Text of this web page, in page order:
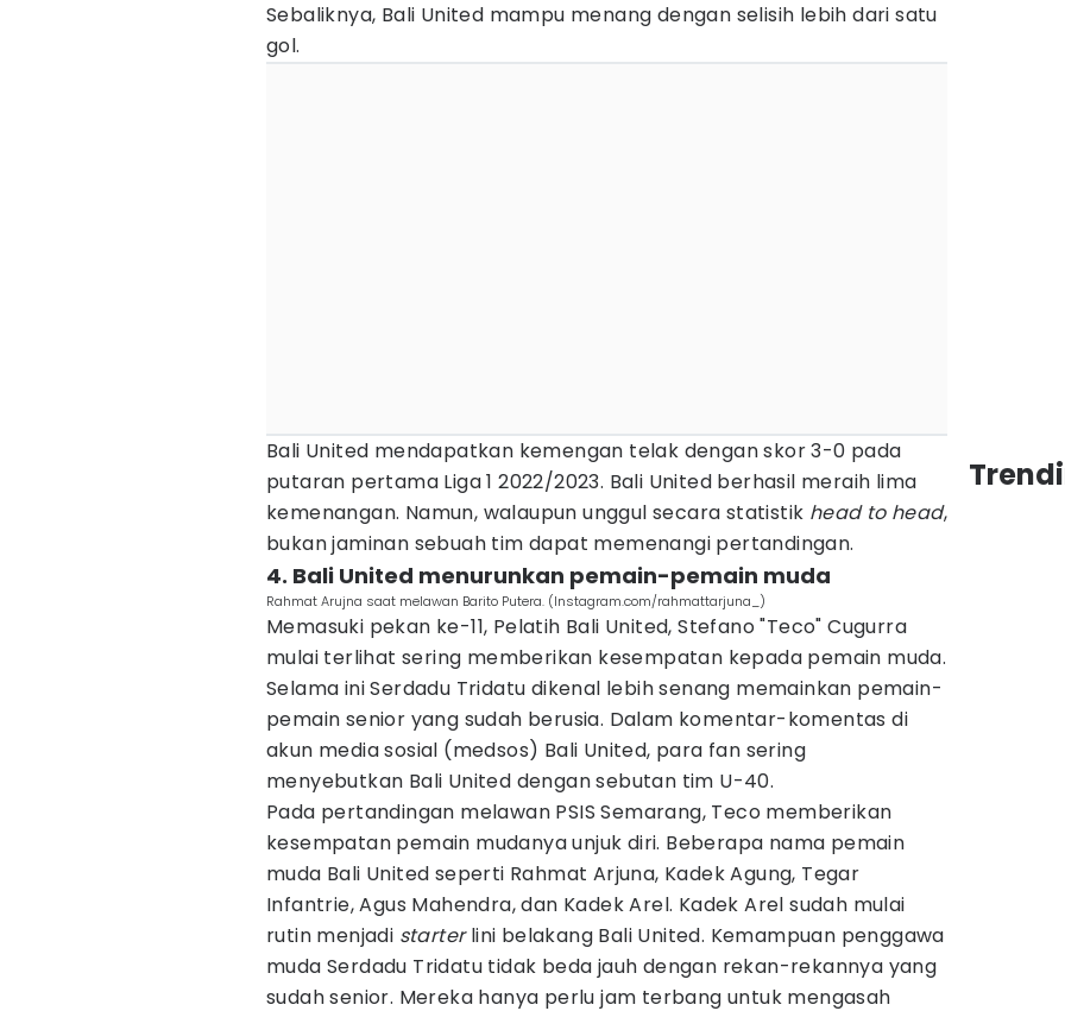
Sebaliknya, Bali United mampu menang dengan selisih lebih dari satu
gol.
Bali United mendapatkan kemengan telak dengan skor 3-0 pada
putaran pertama Liga 1 2022/2023. Bali United berhasil meraih lima
kemenangan. Namun, walaupun unggul secara statistik head to head,
bukan jaminan sebuah tim dapat memenangi pertandingan.
4. Bali United menurunkan pemain-pemain muda
Rahmat Arujna saat melawan Barito Putera. (Instagram.com/rahmattarjuna_)
Memasuki pekan ke-11, Pelatih Bali United, Stefano "Teco" Cugurra
mulai terlihat sering memberikan kesempatan kepada pemain muda.
Selama ini Serdadu Tridatu dikenal lebih senang memainkan pemain-
pemain senior yang sudah berusia. Dalam komentar-komentas di
akun media sosial (medsos) Bali United, para fan sering
menyebutkan Bali United dengan sebutan tim U-40.
Pada pertandingan melawan PSIS Semarang, Teco memberikan
kesempatan pemain mudanya unjuk diri. Beberapa nama pemain
muda Bali United seperti Rahmat Arjuna, Kadek Agung, Tegar
Infantrie, Agus Mahendra, dan Kadek Arel. Kadek Arel sudah mulai
rutin menjadi starterlini belakang Bali United. Kemampuan penggawa
muda Serdadu Tridatu tidak beda jauh dengan rekan-rekannya yang
sudah senior. Mereka hanya perlu jam terbang untuk mengasah